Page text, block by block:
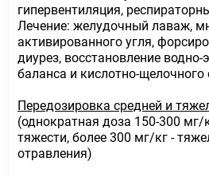
гипервентиляция,
Лечение: желудочный лаваж,
активированного угля,
диурез, восстановление водно-
баланса и кислотно-щелочного
Передозировка средней и
(однократная доза 150-300 мг/
тяжести, более 300 мг/кг -
отравления)